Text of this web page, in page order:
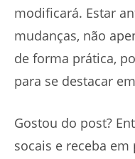
modificará. Estar
mudanças, não
de forma prática,
para se destacar
Gostou do post?
socais e receba